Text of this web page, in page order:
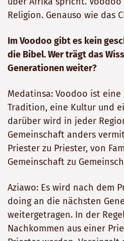
Religion. Genauso wie das
Im Voodoo gibt es kein
die Bibel. Wer trägt das
Generationen weiter?
Medatinsa: Voodoo ist
Tradition, eine Kultur und
darüber wird in jeder
Gemeinschaft anders
Priester zu Priester, von
Gemeinschaft zu
Aziawo: Es wird nach dem
doing an die nächsten
weitergetragen. In der
Nachkommen aus einer